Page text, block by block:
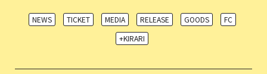
NEWS TICKET MEDIA RELEASE GOODS
FC
+KIRARI